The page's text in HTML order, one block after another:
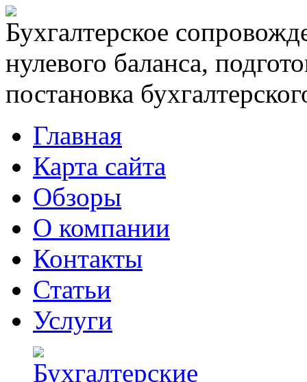
Бухгалтерское
нулевого баланса,
постановка
Главная
Карта сайта
Обзоры
О компании
Контакты
Статьи
Услуги